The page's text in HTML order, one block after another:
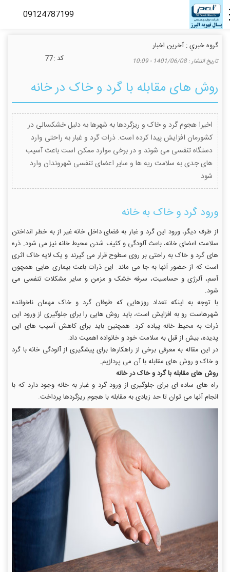
گروه خبري :آخرین اخبار
تاريخ انتشار :1401/06/08 - 10:09 كد :77
روش های مقابله با گرد و خاک در خانه
اخیرا هجوم گرد و خاک و ریزگردها به شهرها به دلیل خشکسالی در
کشورمان افزایش پیدا کرده است. ذرات گرد و غبار به راحتی وارد
دستگاه تنفسی می شوند و در برخی موارد ممکن است باعث آسیب
های جدی به سلامت ریه ها و سایر اعضای تنفسی شهروندان وارد
شود
ورود گرد و خاک به خانه
از طرف دیگر، ورود این گرد و غبار به فضای داخل خانه غیر از به خطر انداختن
سلامت اعضای خانه، باعث آلودگی و کثیف شدن محیط خانه نیز می شود. ذره
های گرد و خاک به راحتی بر روی سطوح قرار می گیرند و یک لایه خاک اثری
است که از حضور آنها به جا می ماند. این ذرات باعث بیماری هایی همچون
آسم، آلرژی و حساسیت، سرفه خشک و مزمن و سایر مشکلات تنفسی می
شود.
با توجه به اینکه تعداد روزهایی که طوفان گرد و خاک مهمان ناخوانده
شهرهاست رو به افزایش است، باید روش هایی را برای جلوگیری از ورود این
ذرات به محیط خانه پیاده کرد. همچنین باید برای کاهش آسیب های این
پدیده، بیش از قبل به سلامت خود و خانواده اهمیت داد.
در این مقاله به معرفی برخی از راهکارها برای پیشگیری از آلودگی خانه با گرد
و خاک و روش های مقابله با آن می پردازیم.
روش های مقابله با گرد و خاک در خانه
راه های ساده ای برای جلوگیری از ورود گرد و غبار به خانه وجود دارد که با
انجام آنها می توان تا حد زیادی به مقابله با هجوم ریزگردها پرداخت.